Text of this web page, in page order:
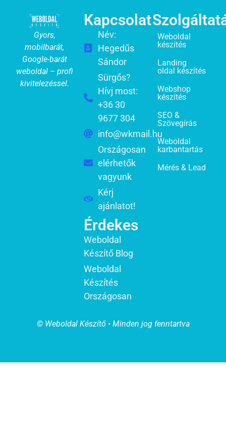
Gyors,
mobilbarát,
Google-barát
weboldal – profi
kivitelezéssel.
Kapcsolat
Név:
Hegedűs
Sándor
Sürgős?
Hívj most:
+36 30
9677 304
info@wkmail.hu
Országosan
elérhetők
vagyunk
Kérj
ajánlatot!
Érdekes
Weboldal
Készítő Blog
Weboldal
Készítés
Országosan
Weboldal
készítés
Landing
oldal készítés
Webshop
készítés
SEO &
Szövegírás
Weboldal
karbantartás
Mérés & Lead
© Weboldal Készítő • Minden jog fenntartva